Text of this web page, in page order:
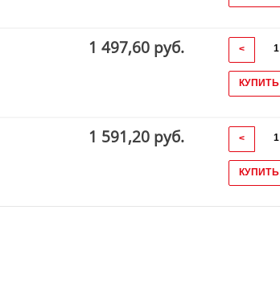
1 497,60 руб. <
КУПИТЬ
1 591,20 руб. <
КУПИТЬ